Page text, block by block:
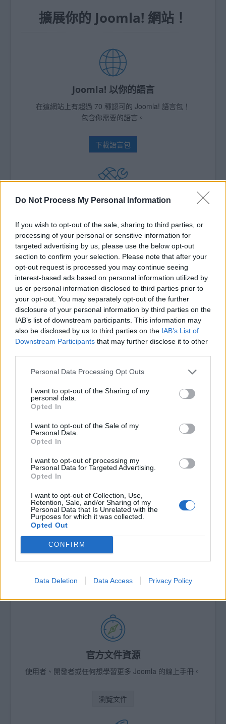
Do Not Process My Personal Information
If you wish to opt-out of the sale, sharing to third parties, or
processing of your personal or sensitive information for
targeted advertising by us, please use the below opt-out
section to confirm your selection. Please note that after your
opt-out request is processed you may continue seeing
interest-based ads based on personal information utilized by
us or personal information disclosed to third parties prior to
your opt-out. You may separately opt-out of the further
disclosure of your personal information by third parties on the
IAB’s list of downstream participants. This information may
also be disclosed by us to third parties on the IAB’s List of
Downstream Participants that may further disclose it to other
Personal Data Processing Opt Outs
I want to opt-out of the Sharing of my
personal data.
Opted In
I want to opt-out of the Sale of my
Personal Data.
Opted In
I want to opt-out of processing my
Personal Data for Targeted Advertising.
Opted In
I want to opt-out of Collection, Use,
Retention, Sale, and/or Sharing of my
Personal Data that Is Unrelated with the
Purposes for which it was collected.
Opted Out
CONFIRM
Data Deletion Data Access Privacy Policy
擴展你的 Joomla! 網站！
Joomla! 以你的語言
在這網站上有超過 70 種認可的 Joomla! 語言包！
包含你需要的語言。
下載語言包
超過 6,000 Joomla! 擴充套件
增強你的網站！
JED 提供你的 Joomla! 網站增進的數千種方法。
Joomla! Extensions Directory
Try Joomla! 6, now!
Joomla! 6
launch.joomla.org
尋找支援！
官方討論區
需要協助？
在 Joomla! 討論區發問你需協助的問題。
官方文件資源
使用者、開發者或任何想學習更多 Joomla 的線上手冊。
瀏覽文件